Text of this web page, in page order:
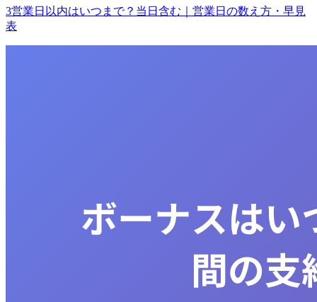
3営業日以内はいつまで？当日含む｜営業日の数え方・早見
表